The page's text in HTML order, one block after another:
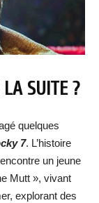
SUITE ?
quelques
7. L’histoire
un jeune
Mutt », vivant
explorant des